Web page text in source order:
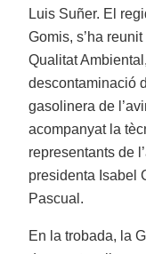
Luis Suñer. El
Gomis, s’ha
Qualitat
descontaminació
gasolinera de
acompanyat la
representants de
presidenta Isabel
Pascual.
En la trobada, la